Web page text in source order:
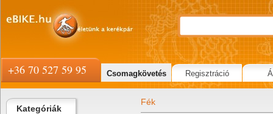
Kategóriák
Fék
+36 70 527 59 95 Csomagkövetés Regisztráció